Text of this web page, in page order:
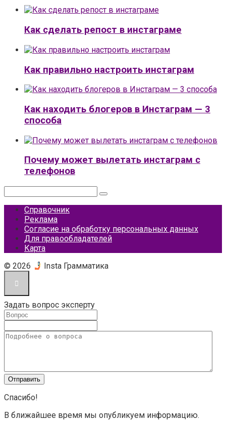
Как сделать репост в инстаграме
Как правильно настроить инстаграм
Как находить блогеров в Инстаграм — 3
способа
Почему может вылетать инстаграм с
телефонов
Справочник
Реклама
Согласие на обработку персональных данных
Для правообладателей
Карта
© 2026
Insta Грамматика
Задать вопрос эксперту
Спасибо!
В ближайшее время мы опубликуем информацию.